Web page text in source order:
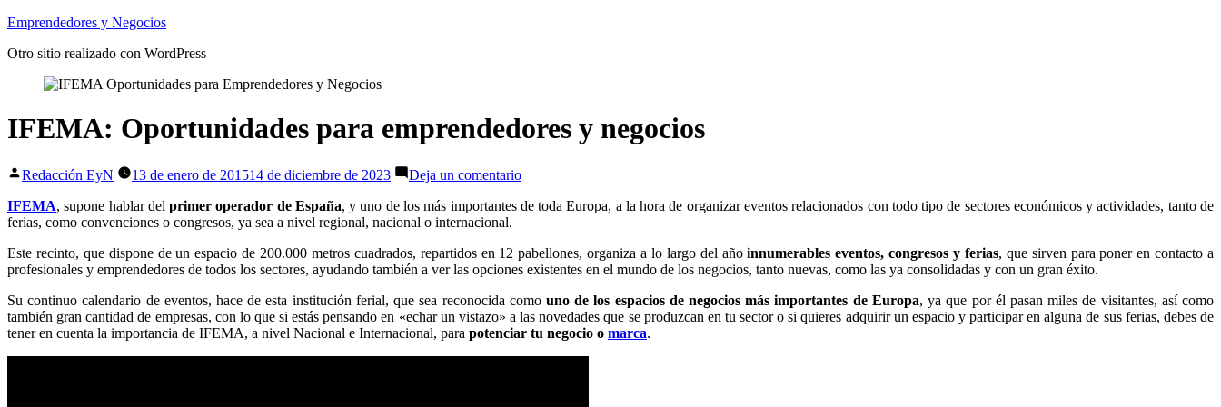
Saltar
contenido
Emprendedores y Negocios
Otro sitio realizado con WordPress
IFEMA: Oportunidades para emprendedores y negocios
Publicado
Redacción EyN 13 de enero de 201514 de diciembre de 2023 Deja un comentarioen
Oportunidades
y
negocios
IFEMA, supone hablar delprimer operador de España, y uno de los más importantes de toda Europa, a la hora de organizar eventos relacionados con todo tipo de sectores económicos y actividades, tanto de
ferias, como convenciones o congresos, ya sea a nivel regional, nacional o internacional.
Este recinto, que dispone de un espacio de 200.000 metros cuadrados, repartidos en 12 pabellones, organiza a lo largo del añoinnumerables eventos, congresos y ferias, que sirven para poner en contacto a
profesionales y emprendedores de todos los sectores, ayudando también a ver las opciones existentes en el mundo de los negocios, tanto nuevas, como las ya consolidadas y con un gran éxito.
Su continuo calendario de eventos, hace de esta institución ferial, que sea reconocida como uno de los espacios de negocios más importantes de Europa, ya que por él pasan miles de visitantes, así como
también gran cantidad de empresas, con lo que si estás pensando en «echar un vistazo» a las novedades que se produzcan en tu sector o si quieres adquirir un espacio y participar en alguna de sus ferias, debes de
tener en cuenta la importancia de IFEMA, a nivel Nacional e Internacional, para potenciar tu negocio o marca.